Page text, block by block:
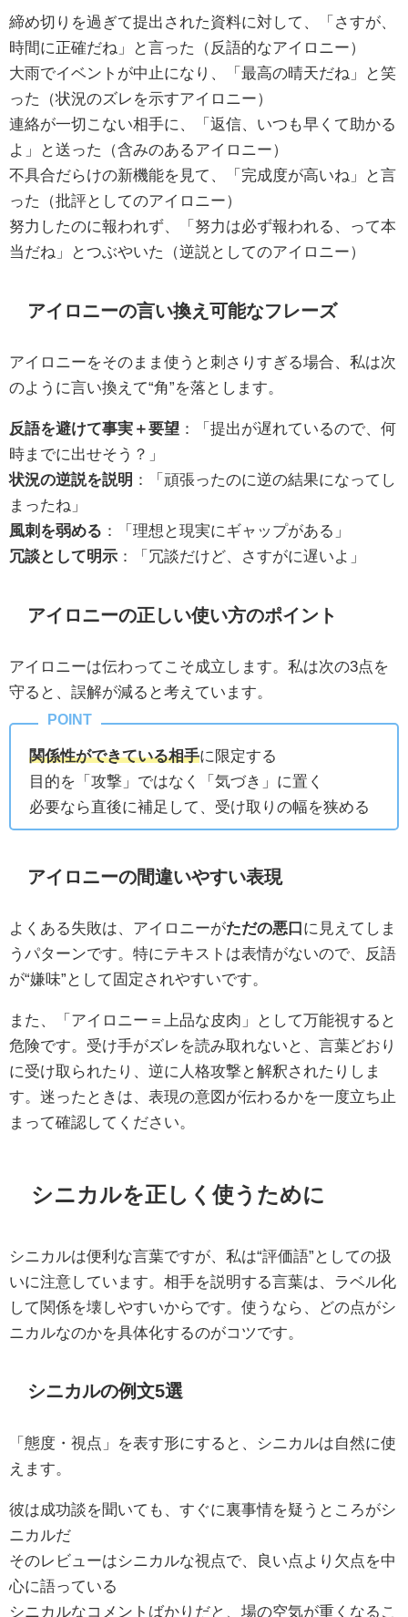
締め切りを過ぎて提出された資料に対して、「さすが、
時間に正確だね」と言った（反語的なアイロニー）
大雨でイベントが中止になり、「最高の晴天だね」と笑
った（状況のズレを示すアイロニー）
連絡が一切こない相手に、「返信、いつも早くて助かる
よ」と送った（含みのあるアイロニー）
不具合だらけの新機能を見て、「完成度が高いね」と言
った（批評としてのアイロニー）
努力したのに報われず、「努力は必ず報われる、って本
当だね」とつぶやいた（逆説としてのアイロニー）
アイロニーの言い換え可能なフレーズ
アイロニーをそのまま使うと刺さりすぎる場合、私は次
のように言い換えて“角”を落とします。
反語を避けて事実＋要望 ：「提出が遅れているので、何
時までに出せそう？」
状況の逆説を説明 ：「頑張ったのに逆の結果になってし
まったね」
風刺を弱める ：「理想と現実にギャップがある」
冗談として明示 ：「冗談だけど、さすがに遅いよ」
アイロニーの正しい使い方のポイント
アイロニーは伝わってこそ成立します。私は次の3点を
守ると、誤解が減ると考えています。
関係性ができている相手に限定する
目的を「攻撃」ではなく「気づき」に置く
必要なら直後に補足して、受け取りの幅を狭める
アイロニーの間違いやすい表現
よくある失敗は、アイロニーがただの悪口に見えてしま
うパターンです。特にテキストは表情がないので、反語
が“嫌味”として固定されやすいです。
また、「アイロニー＝上品な皮肉」として万能視すると
危険です。受け手がズレを読み取れないと、言葉どおり
に受け取られたり、逆に人格攻撃と解釈されたりしま
す。迷ったときは、表現の意図が伝わるかを一度立ち止
まって確認してください。
シニカルを正しく使うために
シニカルは便利な言葉ですが、私は“評価語”としての扱
いに注意しています。相手を説明する言葉は、ラベル化
して関係を壊しやすいからです。使うなら、どの点がシ
ニカルなのかを具体化するのがコツです。
シニカルの例文5選
「態度・視点」を表す形にすると、シニカルは自然に使
えます。
彼は成功談を聞いても、すぐに裏事情を疑うところがシ
ニカルだ
そのレビューはシニカルな視点で、良い点より欠点を中
心に語っている
シニカルなコメントばかりだと、場の空気が重くなるこ